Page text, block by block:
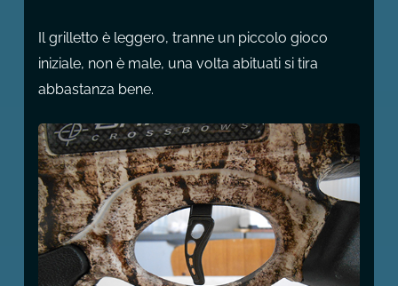
Il grilletto è leggero, tranne un piccolo gioco
iniziale, non è male, una volta abituati si tira
abbastanza bene.